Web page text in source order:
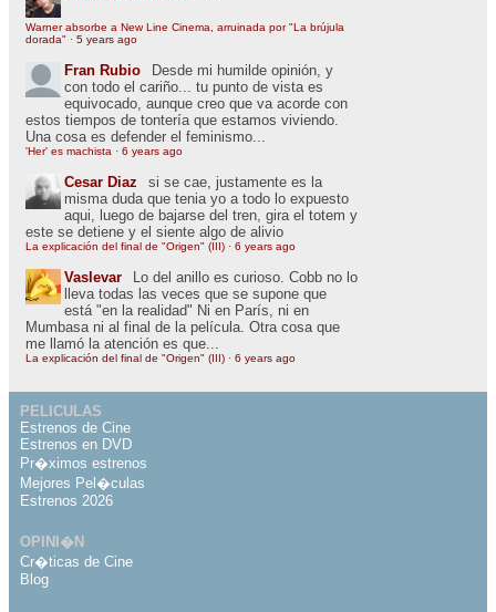
Warner absorbe a New Line Cinema, arruinada por "La brújula
dorada" · 5 years ago
Fran Rubio
Desde mi humilde opinión, y
con todo el cariño... tu punto de vista es
equivocado, aunque creo que va acorde con
estos tiempos de tontería que estamos viviendo.
Una cosa es defender el feminismo...
'Her' es machista · 6 years ago
Cesar Diaz
si se cae, justamente es la
misma duda que tenia yo a todo lo expuesto
aqui, luego de bajarse del tren, gira el totem y
este se detiene y el siente algo de alivio
La explicación del final de "Origen" (III) · 6 years ago
Vaslevar
Lo del anillo es curioso. Cobb no lo
lleva todas las veces que se supone que
está "en la realidad" Ni en París, ni en
Mumbasa ni al final de la película. Otra cosa que
me llamó la atención es que...
La explicación del final de "Origen" (III) · 6 years ago
PELICULAS
Estrenos de Cine
Estrenos en DVD
Pr�ximos estrenos
Mejores Pel�culas
Estrenos 2026
OPINI�N
Cr�ticas de Cine
Blog